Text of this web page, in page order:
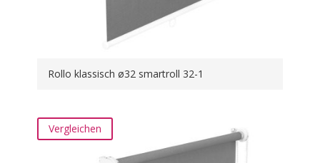
Rollo klassisch ø32 smartroll 32-1
Vergleichen